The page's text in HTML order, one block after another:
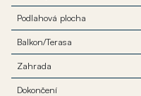
Podlahová plocha
Balkon/Terasa
Zahrada
Dokončení